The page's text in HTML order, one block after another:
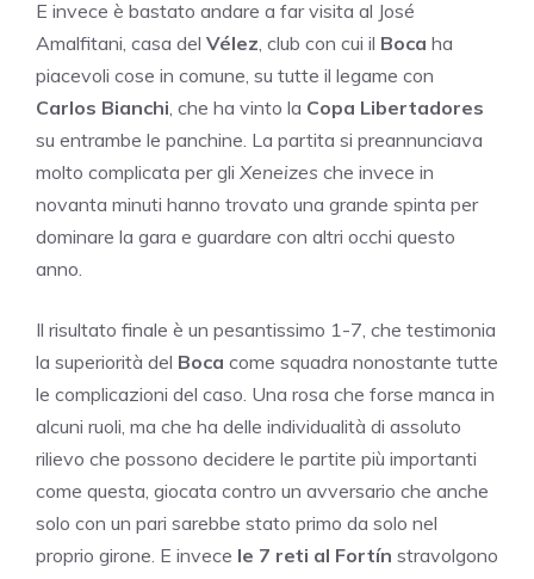
E invece è bastato andare a far visita al José
Amalfitani, casa del Vélez, club con cui il Boca ha
piacevoli cose in comune, su tutte il legame con
Carlos Bianchi, che ha vinto la Copa Libertadores
su entrambe le panchine. La partita si preannunciava
molto complicata per gli Xeneizes che invece in
novanta minuti hanno trovato una grande spinta per
dominare la gara e guardare con altri occhi questo
anno.
Il risultato finale è un pesantissimo 1-7, che testimonia
la superiorità del Boca come squadra nonostante tutte
le complicazioni del caso. Una rosa che forse manca in
alcuni ruoli, ma che ha delle individualità di assoluto
rilievo che possono decidere le partite più importanti
come questa, giocata contro un avversario che anche
solo con un pari sarebbe stato primo da solo nel
proprio girone. E invece le 7 reti al Fortín stravolgono